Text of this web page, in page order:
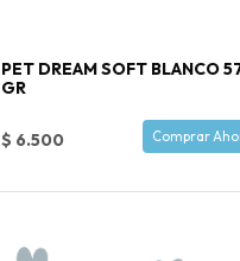
PET DREAM SOFT BLANCO
GR
$ 6.500 Comprar